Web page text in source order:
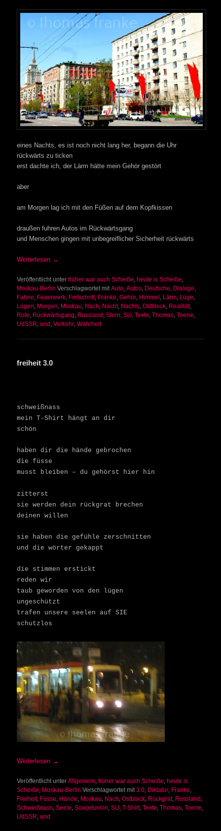
eines Nachts, es ist noch nicht lang her, begann die Uhr
rückwärts zu ticken
erst dachte ich, der Lärm hätte mein Gehör gestört
aber
am Morgen lag ich mit den Füßen auf dem Kopfkissen
draußen fuhren Autos im Rückwärtsgang
und Menschen gingen mit unbegreiflicher Sicherheit rückwärts
Weiterlesen →
Veröffentlicht unter früher war auch Scheiße, heute is Scheiße,
Moskau-Berlin Verschlagwortet mit Auto,Autos, Deutsche, Dialoge,
Fahne, Feuerwerk, Fortschritt, Franke,Gehör, Himmel , Lärm, Lüge,
Lügen, Morgen, Moskau, Nach, Nacht, Nachts,Ostblock, Realität,
Rote, Rückwärtsgang, Russland ,Stern,SU,Texte,Thomas,Toene,
UdSSR,und ,Verkehr,Wahrheit
freiheit 3.0
schweißnass
mein T-Shirt hängt an dir
schön
haben dir die hände gebrochen
die füsse
musst bleiben – du gehörst hier hin
zitterst
sie werden dein rückgrat brechen
deinen willen
sie haben die gefühle zerschnitten
und die wörter gekappt
die stimmen erstickt
reden wir
taub geworden von den lügen
ungeschützt
trafen unsere seelen auf SIE
schutzlos
Weiterlesen →
Veröffentlicht unter Allgemein,früher war auch Scheiße, heute is
Scheiße, Moskau-Berlin Verschlagwortet mit 3.0, Diktatur, Franke,
Freiheit, Füsse, Hände, Moskau, Nach,Ostblock, Rückgrat, Russland ,
Schweißnass,Seele,Sowjetunion,SU,T-Shirt,Texte,Thomas,Toene,
UdSSR,und